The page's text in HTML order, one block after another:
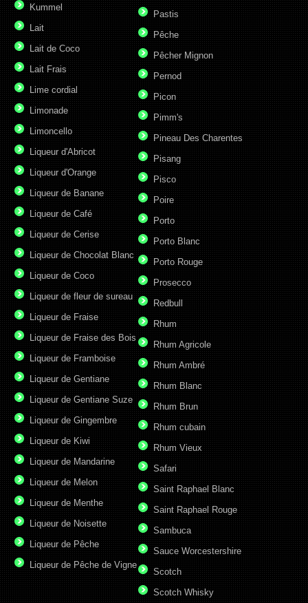
Kummel
Lait
Lait de Coco
Lait Frais
Lime cordial
Limonade
Limoncello
Liqueur d'Abricot
Liqueur d'Orange
Liqueur de Banane
Liqueur de Café
Liqueur de Cerise
Liqueur de Chocolat Blanc
Liqueur de Coco
Liqueur de fleur de sureau
Liqueur de Fraise
Liqueur de Fraise des Bois
Liqueur de Framboise
Liqueur de Gentiane
Liqueur de Gentiane Suze
Liqueur de Gingembre
Liqueur de Kiwi
Liqueur de Mandarine
Liqueur de Melon
Liqueur de Menthe
Liqueur de Noisette
Liqueur de Pêche
Liqueur de Pêche de Vigne
Pastis
Pêche
Pêcher Mignon
Pernod
Picon
Pimm's
Pineau Des Charentes
Pisang
Pisco
Poire
Porto
Porto Blanc
Porto Rouge
Prosecco
Redbull
Rhum
Rhum Agricole
Rhum Ambré
Rhum Blanc
Rhum Brun
Rhum cubain
Rhum Vieux
Safari
Saint Raphael Blanc
Saint Raphael Rouge
Sambuca
Sauce Worcestershire
Scotch
Scotch Whisky